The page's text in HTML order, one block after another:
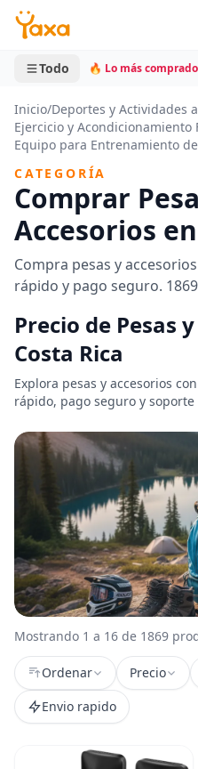
MINI CARRITO
0 productos
Todo 🔥 Lo más comprado
Inicio/Deportes y Actividades
Ejercicio y Acondicionamiento
Equipo para Entrenamiento
CATEGORÍA
Comprar
Accesorios
Compra pesas y
rápido y pago seguro.
Precio de Pesas
Costa Rica
Explora pesas y accesorios
rápido, pago seguro y soporte
Mostrando 1 a 16 de 1869
Ordenar Precio
Envio rapido